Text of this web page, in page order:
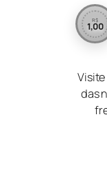
R$
1,00
das